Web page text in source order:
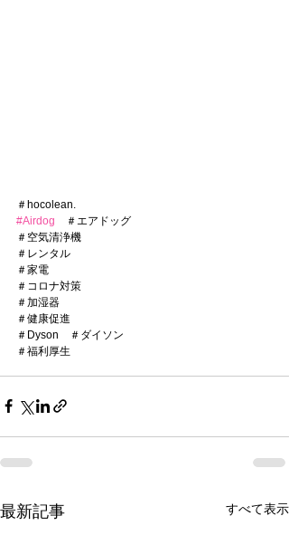
＃hocolean.
#Airdog ＃エアドッグ
＃空気清浄機
＃レンタル
＃家電
＃コロナ対策
＃加湿器
＃健康促進
＃Dyson　＃ダイソン
＃福利厚生
最新記事 すべて表示